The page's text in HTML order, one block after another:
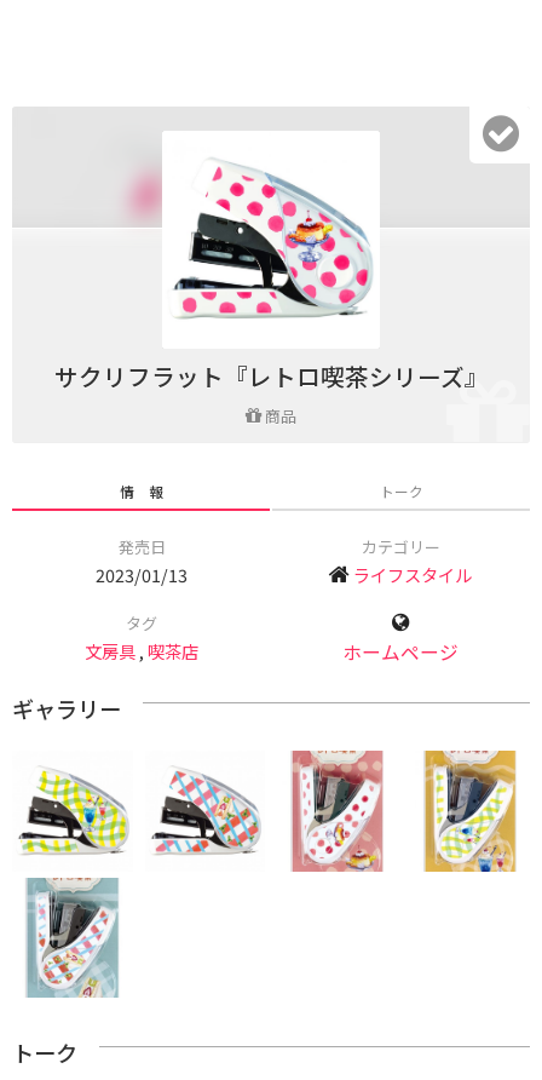
サクリフラット『レトロ喫茶シリーズ』
商品
情 報 トーク
発売日
2023/01/13
カテゴリー
ライフスタイル
タグ
文房具,喫茶店 ホームページ
ギャラリー
トーク